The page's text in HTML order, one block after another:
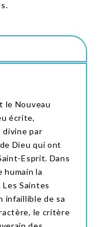
le Nouveau
écrite,
divine par
Dieu qui ont
Esprit. Dans
humain la
Saintes
infaillible de sa
le critère